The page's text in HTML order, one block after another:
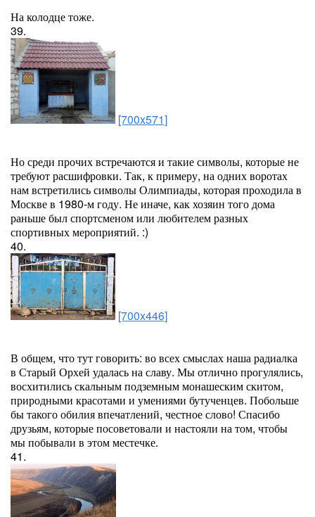
На колодце тоже.
39.
[700x571]
Но среди прочих встречаются и такие символы, которые не
требуют расшифровки. Так, к примеру, на одних воротах
нам встретились символы Олимпиады, которая проходила в
Москве в 1980-м году. Не иначе, как хозяин того дома
раньше был спортсменом или любителем разных
спортивных мероприятий. :)
40.
[700x446]
В общем, что тут говорить: во всех смыслах наша радиалка
в Старый Орхей удалась на славу. Мы отлично прогулялись,
восхитились скальным подземным монашеским скитом,
природными красотами и умениями бутученцев. Побольше
бы такого обилия впечатлений, честное слово! Спасибо
друзьям, которые посоветовали и настояли на том, чтобы
мы побывали в этом местечке.
41.